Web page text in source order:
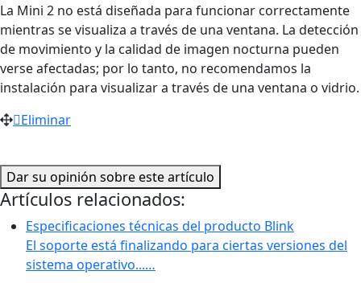
La Mini 2 no está diseñada para funcionar correctamente
mientras se visualiza a través de una ventana. La detección
de movimiento y la calidad de imagen nocturna pueden
verse afectadas; por lo tanto, no recomendamos la
instalación para visualizar a través de una ventana o vidrio.
Eliminar
Dar su opinión sobre este artículo
Artículos relacionados:
Especificaciones técnicas del producto Blink
El soporte está finalizando para ciertas versiones del
sistema operativo...…